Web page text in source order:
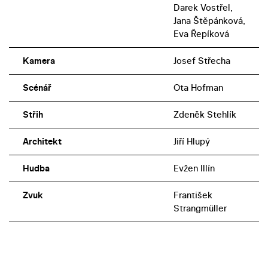
Darek Vostřel,
Jana Štěpánková,
Eva Řepíková
Kamera Josef Střecha
Scénář Ota Hofman
Střih Zdeněk Stehlík
Architekt Jiří Hlupý
Hudba Evžen Illín
Zvuk
František
Strangmüller